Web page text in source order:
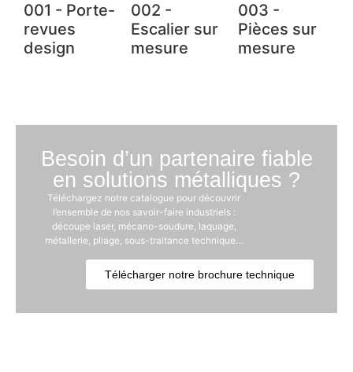
001 - Porte-
revues
design
002 -
Escalier sur
mesure
003 -
Pièces sur
mesure
Besoin d’un partenaire fiable
en solutions métalliques ?
Téléchargez notre catalogue pour découvrir
l’ensemble de nos savoir-faire industriels :
découpe laser, mécano-soudure, laquage,
métallerie, pliage, sous-traitance technique…
Télécharger notre brochure technique